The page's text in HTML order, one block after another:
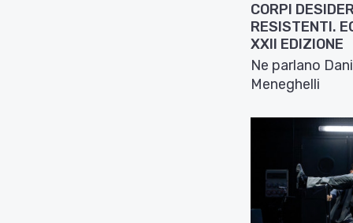
CORPI
RESISTENTI.
XXII EDIZIONE
Ne parlano
Meneghelli